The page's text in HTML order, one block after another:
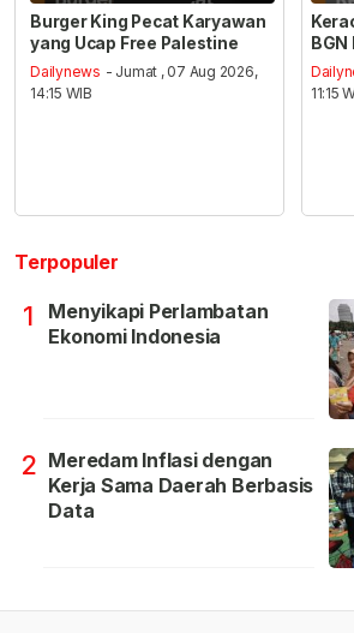
Burger King Pecat Karyawan
yang Ucap Free Palestine
Dailynews - Jumat , 07 Aug 2026,
14:15 WIB
11:15
Terpopuler
1
Menyikapi Perlambatan
Ekonomi Indonesia
2 Meredam Inflasi dengan
Kerja Sama Daerah Berbasis
Data